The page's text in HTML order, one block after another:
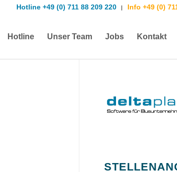
Hotline +49 (0) 711 88 209 220| Info +49 (0)
Hotline Unser Team Jobs Kontakt